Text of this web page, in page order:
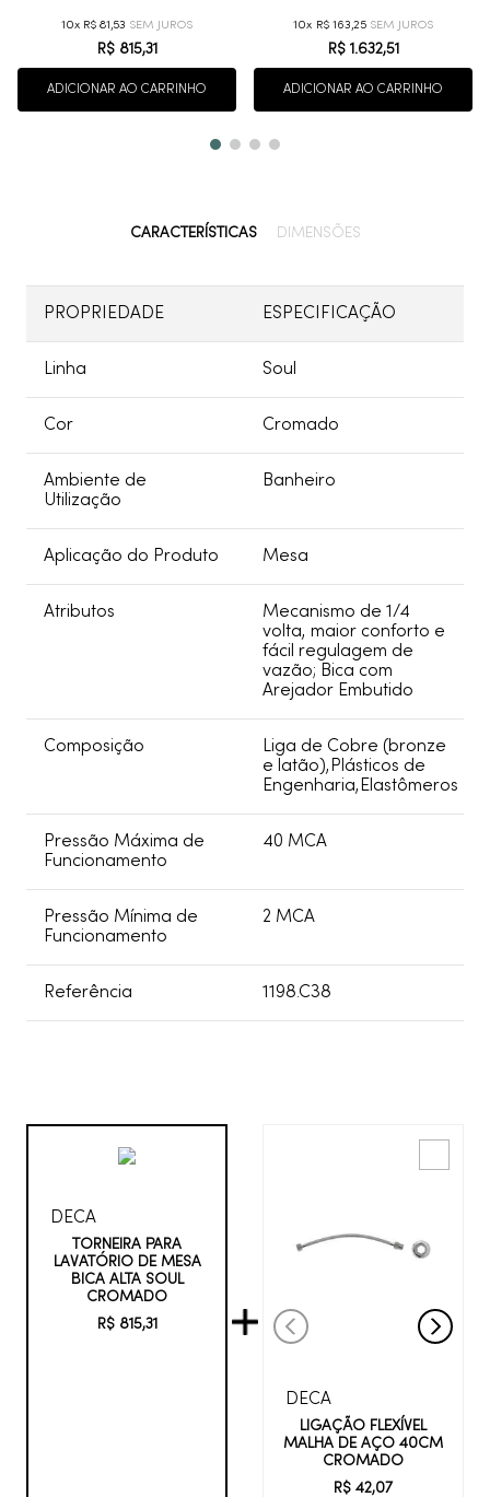
10 R$ 81 ,53
R$ 815,31
ADICIONAR AO CARRINHO
10 R$ 163,25
R$ 1 .632,51
ADICIONAR AO CARRINHO
CARACTERÍSTICAS DIMENSÕES
PROPRIEDADE ESPECIFICAÇÃO
Linha Soul
Cor Cromado
Ambiente de
Utilização
Banheiro
Aplicação do Produto Mesa
Atributos
Mecanismo de 1/4
volta, maior conforto e
fácil regulagem de
vazão; Bica com
Arejador Embutido
Composição
Liga de Cobre (bronze
e latão),Plásticos de
Engenharia,Elastômeros
Pressão Máxima de
Funcionamento
40 MCA
Pressão Mínima de
Funcionamento
2 MCA
Referência 1198.C38
DECA
TORNEIRA PARA
LAVATÓRIO DE MESA
BICA ALTA SOUL
CROMADO
R$ 815,31
DECA
LIGAÇÃO FLEXÍVEL
MALHA DE AÇO 40CM
CROMADO
R$ 42,07